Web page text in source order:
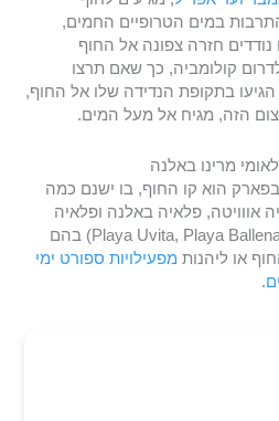
במים הטרופיים החמים,
נודדים חזרה צפונה אל החוף
קולומביה, כך שאם תרצו
הגיעו בתקופת הנדידה שלו אל החוף,
הזה, מגיח אל מעל המים.
מרינו באלנה
הוא קו החוף, בו ישנם כמה
אווויטה, פלאיה באלנה ופלאיה
הרמוסה (Playa Uvita, Playa Ballena, Playa Hermosa) בהם
או ליהנות מפעילויות ספורט ימי
.